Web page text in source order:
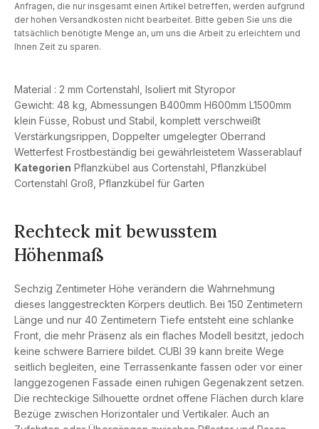
Material : 2 mm Cortenstahl, Isoliert mit Styropor
Gewicht: 48 kg, Abmessungen B400mm H600mm L1500mm
klein Füsse, Robust und Stabil, komplett verschweißt
Verstärkungsrippen, Doppelter umgelegter Oberrand
Wetterfest Frostbeständig bei gewährleistetem Wasserablauf
Kategorien Pflanzkübel aus Cortenstahl Pflanzkübel
Cortenstahl Groß Pflanzkübel für Garten
Rechteck mit bewusstem
Höhenmaß
Sechzig Zentimeter Höhe verändern die Wahrnehmung
dieses langgestreckten Körpers deutlich. Bei 150 Zentimetern
Länge und nur 40 Zentimetern Tiefe entsteht eine schlanke
Front, die mehr Präsenz als ein flaches Modell besitzt, jedoch
keine schwere Barriere bildet. CUBI 39 kann breite Wege
seitlich begleiten, eine Terrassenkante fassen oder vor einer
langgezogenen Fassade einen ruhigen Gegenakzent setzen.
Die rechteckige Silhouette ordnet offene Flächen durch klare
Bezüge zwischen Horizontaler und Vertikaler. Auch an
Anfragen, die nur insgesamt einen Artikel betreffen, werden aufgrund
der hohen Versandkosten nicht bearbeitet. Bitte geben Sie uns die
tatsächlich benötigte Menge an, um uns die Arbeit zu erleichtern und
Ihnen Zeit zu sparen.